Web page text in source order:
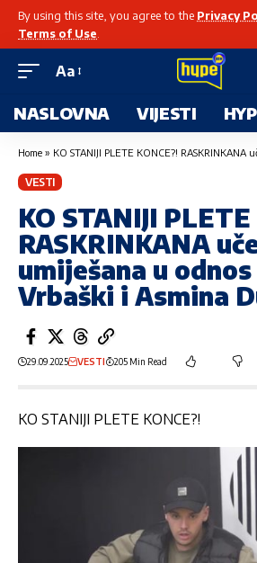
By using this site, you agree to the Privacy
Terms of Use
Aa
NASLOVNA VIJESTI
Home » KO STANIJI PLETE KONCE?! RASKRINKANA učesnica umiješana
VESTI
KO STANIJI
RASKRINKANA
umiješana u
Vrbaški i Asmina
29.09.2025 VESTI 205 Min Read
KO STANIJI PLETE KONCE?!